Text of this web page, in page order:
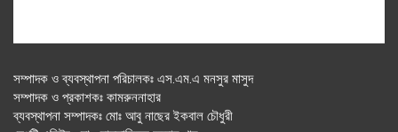
সম্পাদক ও ব্যবস্থাপনা পরিচালকঃ এস.এম.এ মনসুর মাসুদ
সম্পাদক ও প্রকাশকঃ কামরুননাহার
ব্যবস্থাপনা সম্পাদকঃ মোঃ আবু নাছের ইকবাল চৌধুরী